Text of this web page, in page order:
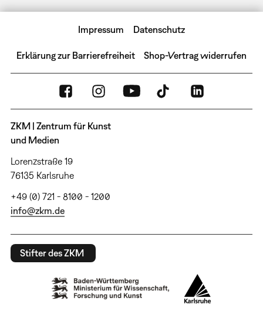
Impressum Datenschutz
Erklärung zur Barrierefreiheit Shop-Vertrag widerrufen
ZKM | Zentrum für Kunst
und Medien
Lorenzstraße 19
76135 Karlsruhe
+49 (0) 721 - 8100 - 1200
info@zkm.de
Stifter des ZKM